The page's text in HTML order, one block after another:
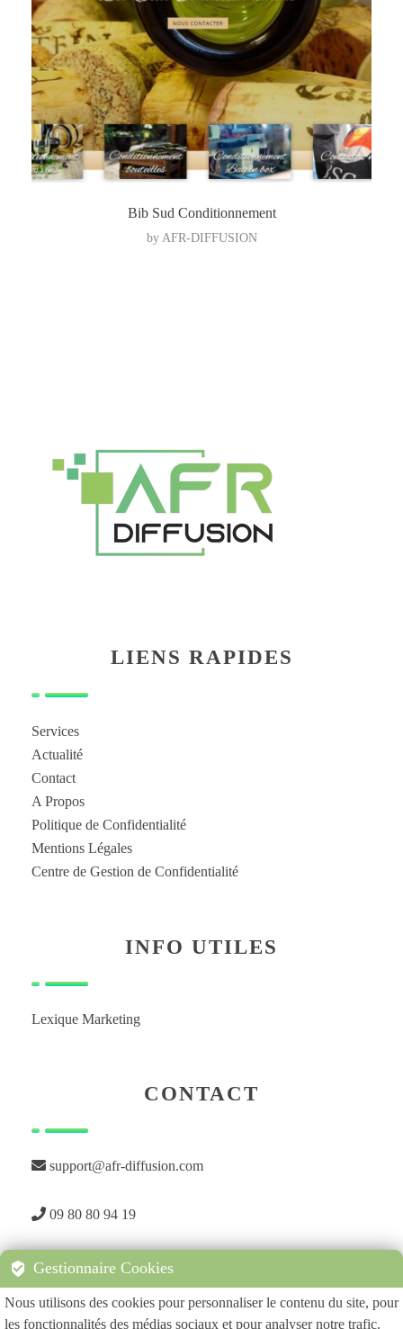
Bib Sud Conditionnement
by AFR-DIFFUSION
LIENS RAPIDES
Services
Actualité
Contact
A Propos
Politique de Confidentialité
Mentions Légales
Centre de Gestion de Confidentialité
INFO UTILES
Lexique Marketing
CONTACT
support@afr-diffusion.com
09 80 80 94 19
Gestionnaire Cookies
Nous utilisons des cookies pour personnaliser le contenu du site, pour
les fonctionnalités des médias sociaux et pour analyser notre trafic.